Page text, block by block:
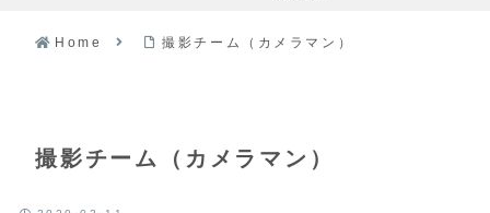
Home 撮影チーム（カメラマン）
撮影チーム（カメラマン）